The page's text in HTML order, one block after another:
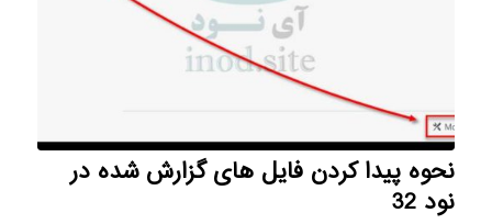
نحوه پیدا کردن فایل های گزارش شده در
نود 32